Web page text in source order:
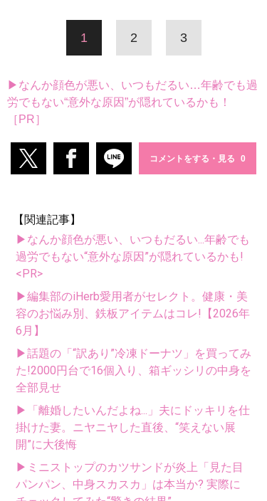
1 2 3
▶なんか顔色が悪い、いつもだるい…年齢でも過
労でもない“意外な原因”が隠れているかも！
［PR］
コメントをする・見る
【関連記事】
▶なんか顔色が悪い、いつもだるい...年齢でも
過労でもない“意外な原因”が隠れているかも!
<PR>
▶編集部のiHerb愛用者がセレクト。健康・美
容のお悩み別、鉄板アイテムはコレ!【2026年
6月】
▶話題の「“訳あり”冷凍ドーナツ」を買ってみ
た!2000円台で16個入り、箱ギッシリの中身を
全部見せ
▶「離婚したいんだよね...」夫にドッキリを仕
掛けた妻。ニヤニヤした直後、“笑えない展
開”に大後悔
▶ミニストップのカツサンドが炎上「見た目
パンパン、中身スカスカ」は本当か? 実際に